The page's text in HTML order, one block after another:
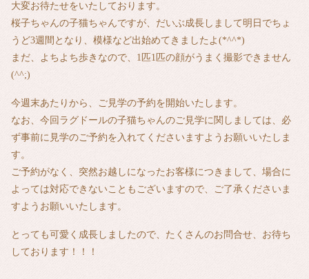
大変お待たせをいたしております。
桜子ちゃんの子猫ちゃんですが、だいぶ成長しまして明日でちょ
うど3週間となり、模様など出始めてきましたよ(*^^*)
まだ、よちよち歩きなので、1匹1匹の顔がうまく撮影できません
(^^;)
今週末あたりから、ご見学の予約を開始いたします。
なお、今回ラグドールの子猫ちゃんのご見学に関しましては、必
ず事前に見学のご予約を入れてくださいますようお願いいたしま
す。
ご予約がなく、突然お越しになったお客様につきまして、場合に
よっては対応できないこともございますので、ご了承くださいま
すようお願いいたします。
とっても可愛く成長しましたので、たくさんのお問合せ、お待ち
しております！！！